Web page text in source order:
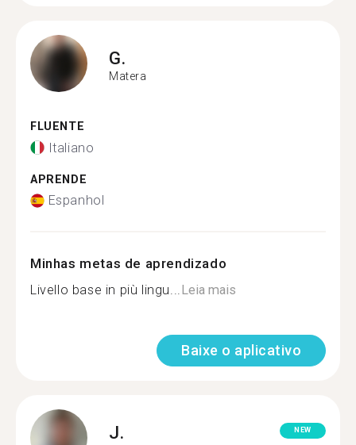
G.
Matera
FLUENTE
Italiano
APRENDE
Espanhol
Minhas metas de aprendizado
Livello base in più lingu...Leia mais
Baixe o aplicativo
J. NEW